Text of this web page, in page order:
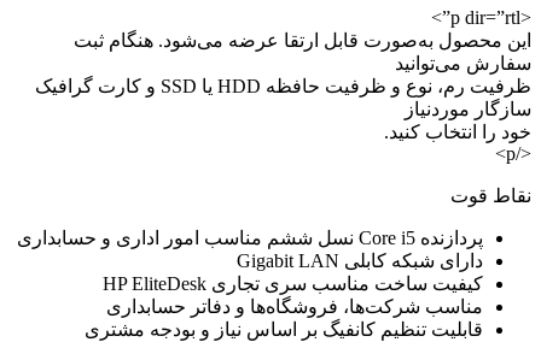
<p dir=”rtl”>
این محصول به‌صورت قابل ارتقا عرضه می‌شود. هنگام ثبت
سفارش می‌توانید
ظرفیت رم، نوع و ظرفیت حافظه HDD یا SSD و کارت گرافیک
سازگار موردنیاز
خود را انتخاب کنید.
</p>
نقاط قوت
پردازنده Core i5 نسل ششم مناسب امور اداری و حسابداری
دارای شبکه کابلی Gigabit LAN
کیفیت ساخت مناسب سری تجاری HP EliteDesk
مناسب شرکت‌ها، فروشگاه‌ها و دفاتر حسابداری
قابلیت تنظیم کانفیگ بر اساس نیاز و بودجه مشتری